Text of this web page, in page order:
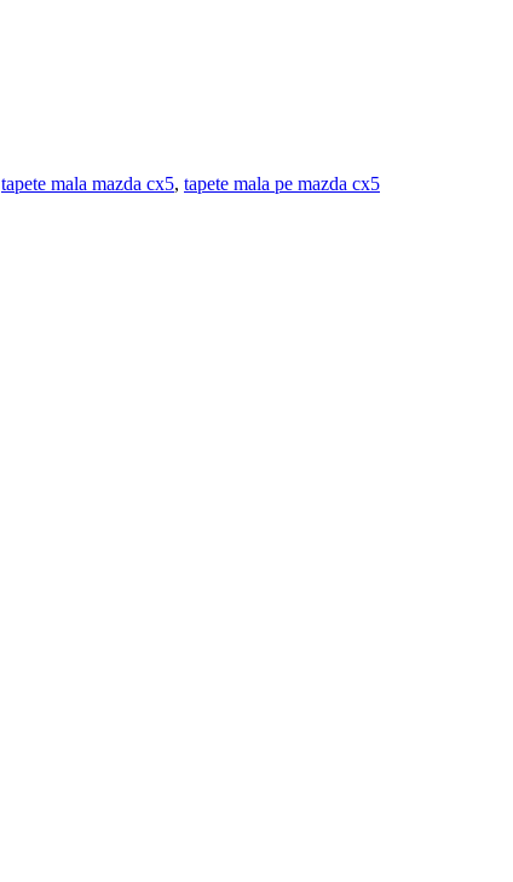
tapete mala mazda cx5, tapete mala pe mazda cx5